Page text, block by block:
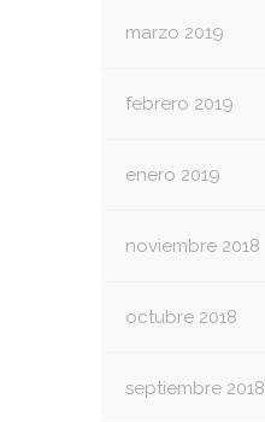
marzo 2019
febrero 2019
enero 2019
noviembre 2018
octubre 2018
septiembre 2018